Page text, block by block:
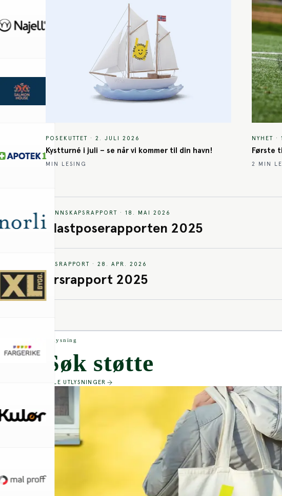
POSEKUTTET ·2. JULI 2026
Kystturné i juli – se når vi kommer til din havn!
MIN LESING
NYHET ·
Første
2 MIN
KUNNSKAPSRAPPORT ·18. MAI 2026
Plastposerapporten 2025
ARSRAPPORT ·28. APR. 2026
Årsrapport 2025
Utlysning
Søk støtte
ALLE UTLYSNINGER